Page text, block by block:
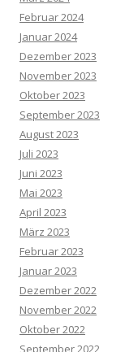
Februar 2024
Januar 2024
Dezember 2023
November 2023
Oktober 2023
September 2023
August 2023
Juli 2023
Juni 2023
Mai 2023
April 2023
März 2023
Februar 2023
Januar 2023
Dezember 2022
November 2022
Oktober 2022
September 2022